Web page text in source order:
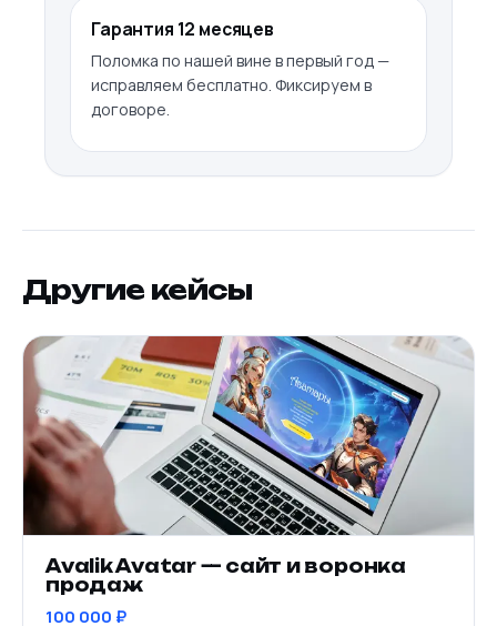
Гарантия 12 месяцев
Поломка по нашей вине в первый год —
исправляем бесплатно. Фиксируем в
договоре.
Другие кейсы
Avalik Avatar — сайт и воронка
продаж
100 000 ₽